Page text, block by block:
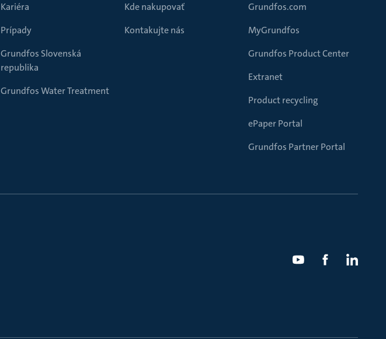
Kariéra
Prípady
Grundfos Slovenská
republika
Grundfos Water Treatment
Kde nakupovať
Kontakujte nás
Grundfos.com
MyGrundfos
Grundfos Product Center
Extranet
Product recycling
ePaper Portal
Grundfos Partner Portal